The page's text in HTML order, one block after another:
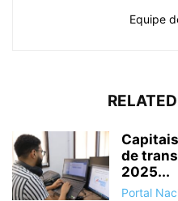
Equipe
de
2025...
Portal